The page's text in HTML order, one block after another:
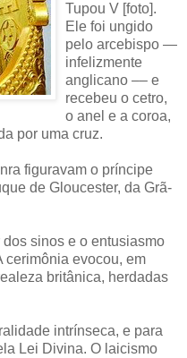
Tupou V [foto].
Ele foi ungido
pelo arcebispo —
infelizmente
anglicano –– e
recebeu o cetro,
o anel e a coroa,
por uma cruz.
figuravam o príncipe
de Gloucester, da Grã-
sinos e o entusiasmo
cerimônia evocou, em
britânica, herdadas
intrínseca, e para
Lei Divina. O laicismo